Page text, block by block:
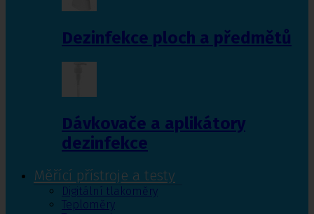
Dezinfekce ploch a předmětů
Dávkovače a aplikátory
dezinfekce
Měřící přístroje a testy
Digitální tlakoměry
Teploměry